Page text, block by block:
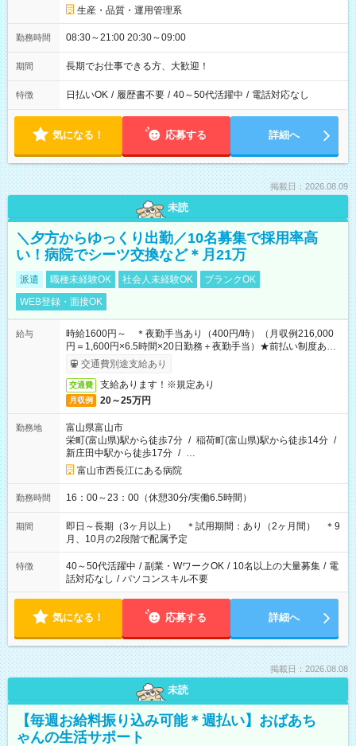
生産・品質・運用管理系
勤務時間 08:30～21:00 20:30～09:00
期間 長期でお仕事できる方、大歓迎！
特徴 日払いOK / 履歴書不要 / 40～50代活躍中 / 電話対応なし
気になる！ 応募する 詳細へ
掲載日：2026.08.09
未読
＼夕方からゆっくり出勤／10名募集で採用率高
い！病院でシーツ交換など＊月21万
派遣 職種未経験OK 社会人未経験OK
ブランクOK
WEB登録・面接OK
給与
時給1600円～ ＊夜勤手当あり（400円/時）（月収例216,000
円＝1,600円×6.5時間×20日勤務＋夜勤手当）★前払い制度あり
（会社規定内）
交通費別途支給あり
交通費 支給あります！※規定あり
月収例 20～25万円
勤務地
富山県富山市
栄町(富山県)駅から徒歩7分 / 稲荷町(富山県)駅から徒歩14分 /
新庄田中駅から徒歩17分 / …
富山市西長江にある病院
勤務時間 16：00～23：00（休憩30分/実働6.5時間）
期間
即日～長期（3ヶ月以上） ＊試用期間：あり（2ヶ月間） ＊9
月、10月の2段階で配属予定
特徴 40～50代活躍中 / 副業・WワークOK / 10名以上の大量募集 / 電
話対応なし / パソコンスキル不要
気になる！ 応募する 詳細へ
掲載日：2026.08.08
未読
【毎週お給料振り込み可能＊週払い】おばあち
ゃんの生活サポート